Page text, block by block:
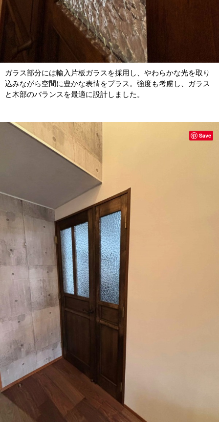
ガラス部分には輸入片板ガラスを採用し、やわらかな光を取り
込みながら空間に豊かな表情をプラス。強度も考慮し、ガラス
と木部のバランスを最適に設計しました。
Save